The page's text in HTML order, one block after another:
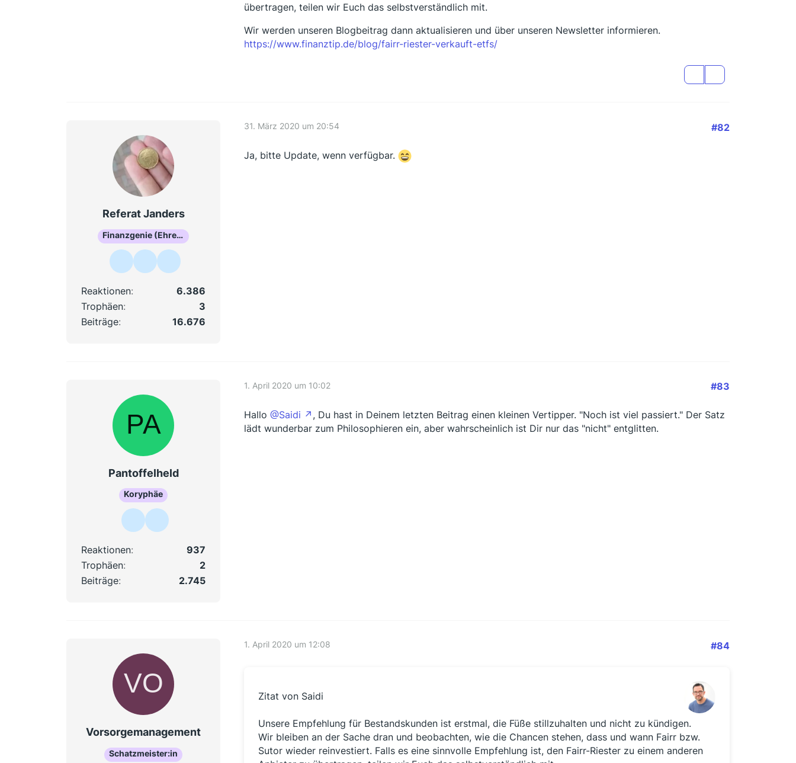
übertragen, teilen wir Euch das selbstverständlich mit.
Wir werden unseren Blogbeitrag dann aktualisieren und über unseren Newsletter informieren.
https://www.finanztip.de/blog/fairr-riester-verkauft-etfs/
Referat Janders
Finanzgenie (Ehrenmitglied)
Reaktionen
6.386
Trophäen
3
Beiträge
16.676
31. März 2020 um 20:54 #82
Ja, bitte Update, wenn verfügbar.
Pantoffelheld
Koryphäe
Reaktionen
937
Trophäen
2
Beiträge
2.745
1. April 2020 um 10:02 #83
Hallo @Saidi
, Du hast in Deinem letzten Beitrag einen kleinen Vertipper. "Noch ist viel passiert." Der Satz
lädt wunderbar zum Philosophieren ein, aber wahrscheinlich ist Dir nur das "nicht" entglitten.
Vorsorgemanagement
Schatzmeister:in
1. April 2020 um 12:08 #84
Zitat von Saidi
Unsere Empfehlung für Bestandskunden ist erstmal, die Füße stillzuhalten und nicht zu kündigen.
Wir bleiben an der Sache dran und beobachten, wie die Chancen stehen, dass und wann Fairr bzw.
Sutor wieder reinvestiert. Falls es eine sinnvolle Empfehlung ist, den Fairr-Riester zu einem anderen